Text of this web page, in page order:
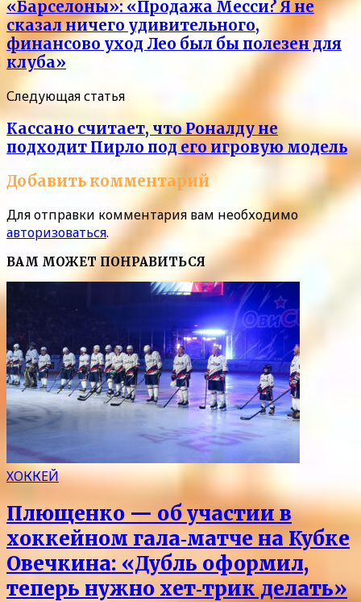
«Барселоны»: «Продажа Месси? Я не
сказал ничего удивительного,
финансово уход Лео был бы полезен для
клуба»
Следующая статья
Кассано считает, что Роналду не
подходит Пирло под его игровую модель
Добавить комментарий
Для отправки комментария вам необходимо
авторизоваться.
ВАМ МОЖЕТ ПОНРАВИТЬСЯ
ХОККЕЙ
Плющенко — об участии в
хоккейном гала‑матче на Кубке
Овечкина: «Дубль оформил,
теперь нужно хет‑трик делать»